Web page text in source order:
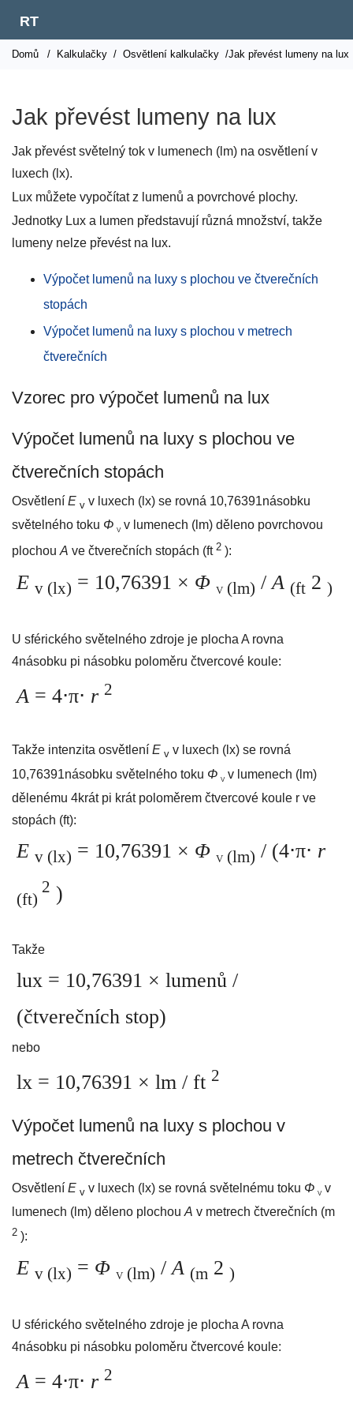
RT
Domů / Kalkulačky / Osvětlení kalkulačky /Jak převést lumeny na lux
Jak převést lumeny na lux
Jak převést světelný tok v lumenech (lm) na osvětlení v
luxech (lx).
Lux můžete vypočítat z lumenů a povrchové plochy.
Jednotky Lux a lumen představují různá množství, takže
lumeny nelze převést na lux.
Výpočet lumenů na luxy s plochou ve čtverečních
stopách
Výpočet lumenů na luxy s plochou v metrech
čtverečních
Vzorec pro výpočet lumenů na lux
Výpočet lumenů na luxy s plochou ve
čtverečních stopách
Osvětlení E v v luxech (lx) se rovná 10,76391násobku
světelného toku Φ Vv lumenech (lm) děleno povrchovou
plochouA ve čtverečních stopách (ft 2 ):
E v (lx) = 10,76391 × Φ V (lm) / A (ft 2 )
U sférického světelného zdroje je plocha A rovna
4násobku pi násobku poloměru čtvercové koule:
A = 4⋅π⋅ r 2
Takže intenzita osvětlení E v v luxech (lx) se rovná
10,76391násobku světelného toku Φ Vv lumenech (lm)
dělenému 4krát pi krát poloměrem čtvercové koule r ve
stopách (ft):
E v (lx) = 10,76391 × Φ V (lm) / (4⋅π⋅ r
(ft)
2 )
Takže
lux = 10,76391 × lumenů /
(čtverečních stop)
nebo
lx = 10,76391 × lm / ft 2
Výpočet lumenů na luxy s plochou v
metrech čtverečních
Osvětlení E v v luxech (lx) se rovná světelnému toku Φ Vv
lumenech (lm) děleno plochou A v metrech čtverečních (m
2 ):
E v (lx) = Φ V (lm) / A (m 2 )
U sférického světelného zdroje je plocha A rovna
4násobku pi násobku poloměru čtvercové koule:
A = 4⋅π⋅ r 2